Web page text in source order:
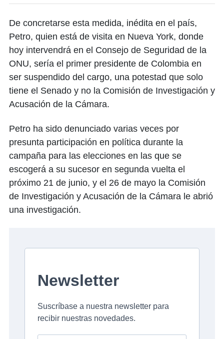
De concretarse esta medida, inédita en el país,
Petro, quien está de visita en Nueva York, donde
hoy intervendrá en el Consejo de Seguridad de la
ONU, sería el primer presidente de Colombia en
ser suspendido del cargo, una potestad que solo
tiene el Senado y no la Comisión de Investigación y
Acusación de la Cámara.
Petro ha sido denunciado varias veces por
presunta participación en política durante la
campaña para las elecciones en las que se
escogerá a su sucesor en segunda vuelta el
próximo 21 de junio, y el 26 de mayo la Comisión
de Investigación y Acusación de la Cámara le abrió
una investigación.